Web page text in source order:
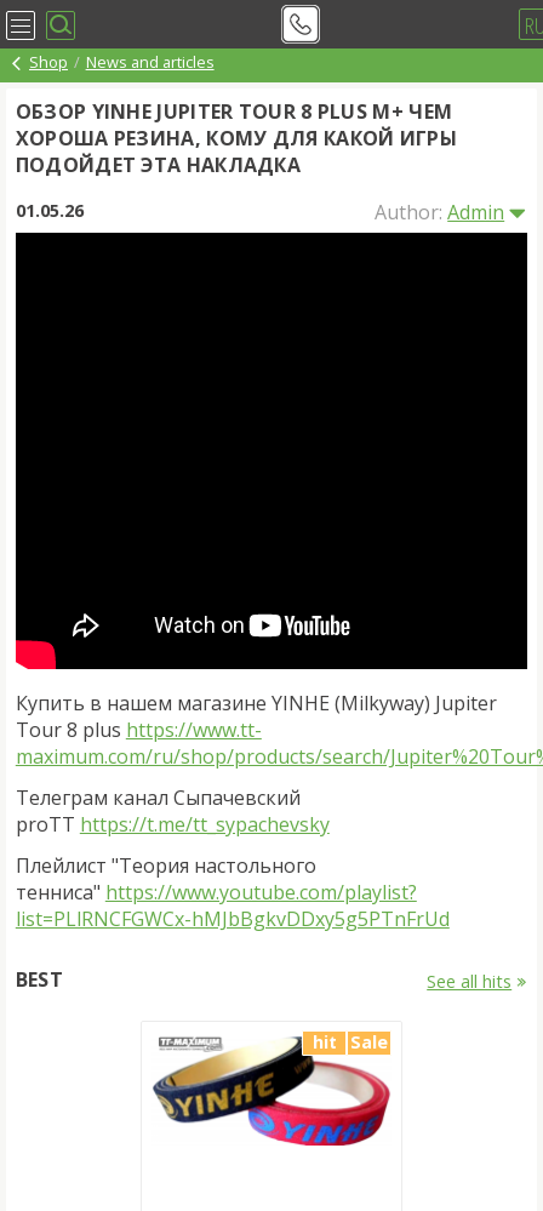
Shop News and articles
ОБЗОР YINHE JUPITER TOUR 8 PLUS M+ ЧЕМ
ХОРОША РЕЗИНА, КОМУ ДЛЯ КАКОЙ ИГРЫ
ПОДОЙДЕТ ЭТА НАКЛАДКА
01.05.26 Author:Admin
Купить в нашем магазине YINHE (Milkyway) Jupiter
Tour 8 plus https://www.tt-
maximum.com/ru/shop/products/search/
Телеграм канал Сыпачевский
proTT https://t.me/tt_sypachevsky
Плейлист "Теория настольного
тенниса" https://www.youtube.com/playlist?
list=PLlRNCFGWCx-hMJbBgkvDDxy5g5PTnFrUd
BEST See all hits
hit Sale